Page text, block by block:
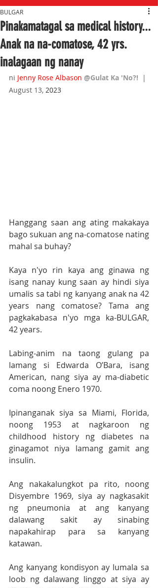
Pinakamatagal sa medical history...
Anak na na-comatose, 42 yrs.
inalagaan ng nanay
BULGAR
ni Jenny Rose Albason @Gulat Ka 'No?!
|
August 13, 2023
Hanggang saan ang ating makakaya
bago sukuan ang na-comatose nating
mahal sa buhay?
Kaya n'yo rin kaya ang ginawa ng
isang nanay kung saan ay hindi siya
umalis sa tabi ng kanyang anak na 42
years nang comatose? Tama ang
pagkakabasa n'yo mga ka-BULGAR,
42 years.
Labing-anim na taong gulang pa
lamang si Edwarda O’Bara, isang
American, nang siya ay ma-diabetic
coma noong Enero 1970.
Ipinanganak siya sa Miami, Florida,
noong 1953 at nagkaroon ng
childhood history ng diabetes na
ginagamot niya lamang gamit ang
insulin.
Ang nakakalungkot pa rito, noong
Disyembre 1969, siya ay nagkasakit
ng pneumonia at ang kanyang
dalawang sakit ay sinabing
napakahirap para sa kanyang
katawan.
Ang kanyang kondisyon ay lumala sa
loob ng dalawang linggo at siya ay